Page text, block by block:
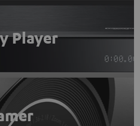
Player